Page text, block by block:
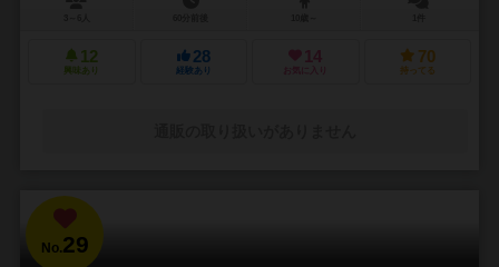
12
興味あり
28
経験あり
14
お気に入り
70
持ってる
No.29